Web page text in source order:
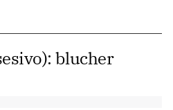
blucher